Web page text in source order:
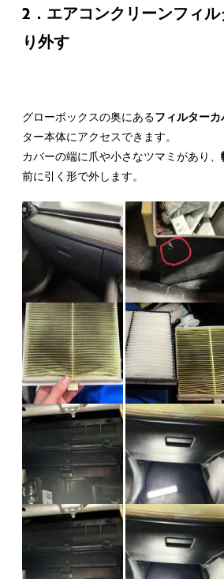
2．エアコンクリーンフィ
り外す
グローボックスの奥にあるフィルター
ター本体にアクセスできます。
カバーの端に爪や小さなツマミがあり、
前に引く形で外します。